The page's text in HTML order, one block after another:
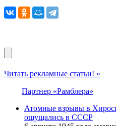
Читать рекламные статьи! »
Партнер «Рамблера»
Атомные взрывы в
ощущались в СССР